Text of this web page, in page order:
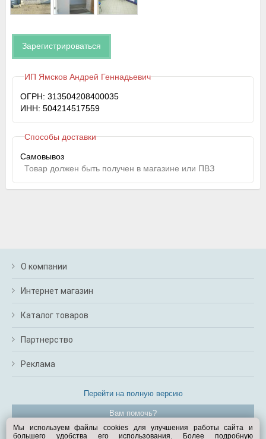
Зарегистрироваться
ИП Ямсков Андрей Геннадьевич
ОГРН: 313504208400035
ИНН: 504214517559
Способы доставки
Самовывоз
Товар должен быть получен в магазине или ПВЗ
О компании
Интернет магазин
Каталог товаров
Партнерство
Реклама
Перейти на полную версию
Вам помочь?
Мы используем файлы cookies для улучшения работы сайта и
большего удобства его использования. Более подробную